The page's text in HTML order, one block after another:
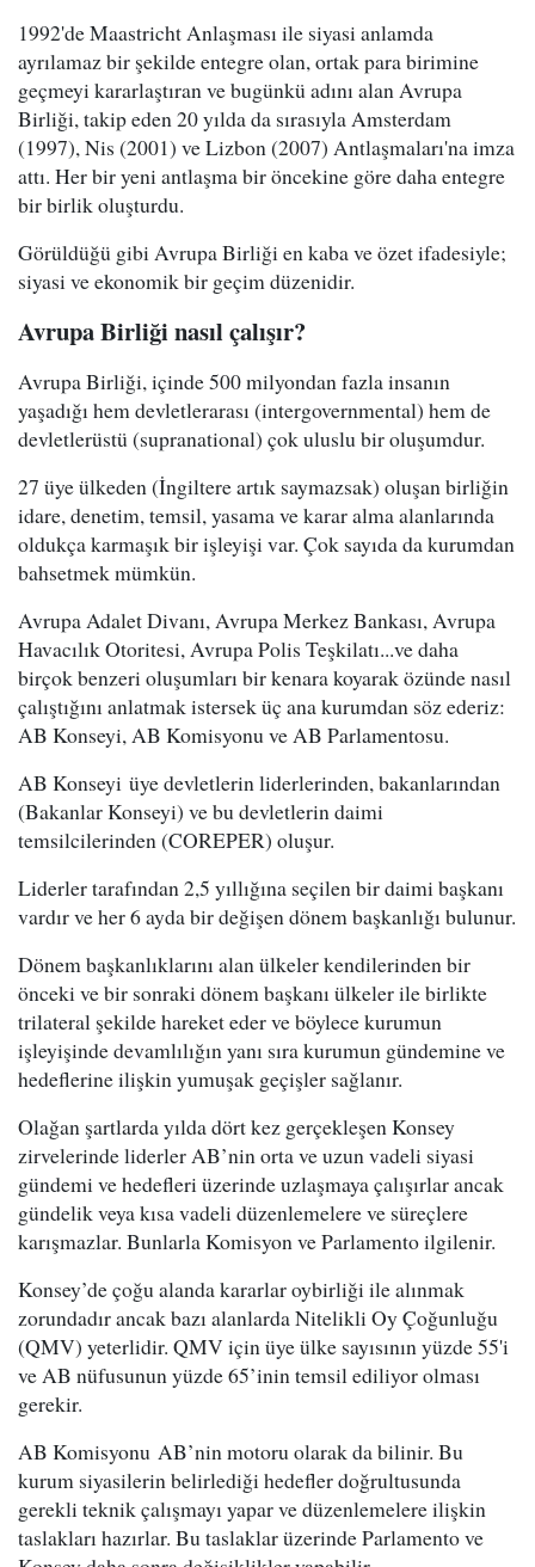
1992'de Maastricht Anlaşması ile siyasi anlamda
ayrılamaz bir şekilde entegre olan, ortak para birimine
geçmeyi kararlaştıran ve bugünkü adını alan Avrupa
Birliği, takip eden 20 yılda da sırasıyla Amsterdam
(1997), Nis (2001) ve Lizbon (2007) Antlaşmaları'na imza
attı. Her bir yeni antlaşma bir öncekine göre daha entegre
bir birlik oluşturdu.
Görüldüğü gibi Avrupa Birliği en kaba ve özet ifadesiyle;
siyasi ve ekonomik bir geçim düzenidir.
Avrupa Birliği nasıl çalışır?
Avrupa Birliği, içinde 500 milyondan fazla insanın
yaşadığı hem devletlerarası (intergovernmental) hem de
devletlerüstü (supranational) çok uluslu bir oluşumdur.
27 üye ülkeden (İngiltere artık saymazsak) oluşan birliğin
idare, denetim, temsil, yasama ve karar alma alanlarında
oldukça karmaşık bir işleyişi var. Çok sayıda da kurumdan
bahsetmek mümkün.
Avrupa Adalet Divanı, Avrupa Merkez Bankası, Avrupa
Havacılık Otoritesi, Avrupa Polis Teşkilatı...ve daha
birçok benzeri oluşumları bir kenara koyarak özünde nasıl
çalıştığını anlatmak istersek üç ana kurumdan söz ederiz:
AB Konseyi, AB Komisyonu ve AB Parlamentosu.
AB Konseyi üye devletlerin liderlerinden, bakanlarından
(Bakanlar Konseyi) ve bu devletlerin daimi
temsilcilerinden (COREPER) oluşur.
Liderler tarafından 2,5 yıllığına seçilen bir daimi başkanı
vardır ve her 6 ayda bir değişen dönem başkanlığı bulunur.
Dönem başkanlıklarını alan ülkeler kendilerinden bir
önceki ve bir sonraki dönem başkanı ülkeler ile birlikte
trilateral şekilde hareket eder ve böylece kurumun
işleyişinde devamlılığın yanı sıra kurumun gündemine ve
hedeflerine ilişkin yumuşak geçişler sağlanır.
Olağan şartlarda yılda dört kez gerçekleşen Konsey
zirvelerinde liderler AB’nin orta ve uzun vadeli siyasi
gündemi ve hedefleri üzerinde uzlaşmaya çalışırlar ancak
gündelik veya kısa vadeli düzenlemelere ve süreçlere
karışmazlar. Bunlarla Komisyon ve Parlamento ilgilenir.
Konsey’de çoğu alanda kararlar oybirliği ile alınmak
zorundadır ancak bazı alanlarda Nitelikli Oy Çoğunluğu
(QMV) yeterlidir. QMV için üye ülke sayısının yüzde 55'i
ve AB nüfusunun yüzde 65’inin temsil ediliyor olması
gerekir.
AB Komisyonu AB’nin motoru olarak da bilinir. Bu
kurum siyasilerin belirlediği hedefler doğrultusunda
gerekli teknik çalışmayı yapar ve düzenlemelere ilişkin
taslakları hazırlar. Bu taslaklar üzerinde Parlamento ve